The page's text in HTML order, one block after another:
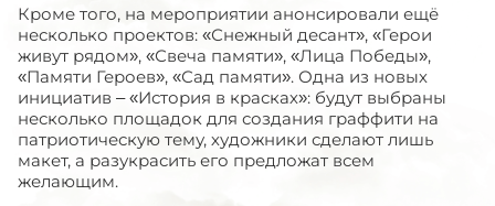
Кроме того, на мероприятии анонсировали ещё
несколько проектов: «Снежный десант», «Герои
живут рядом», «Свеча памяти», «Лица Победы»,
«Памяти Героев», «Сад памяти». Одна из новых
инициатив – «История в красках»: будут выбраны
несколько площадок для создания граффити на
патриотическую тему, художники сделают лишь
макет, а разукрасить его предложат всем
желающим.